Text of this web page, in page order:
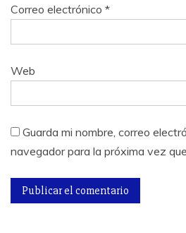
Correo electrónico *
Web
Guarda mi nombre, correo
navegador para la próxima vez